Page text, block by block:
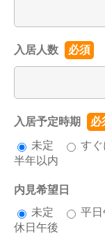
入居人数 必須
入居予定時期
必
未定
すぐ
半年以内
内見希望日
未定
平
休日午後